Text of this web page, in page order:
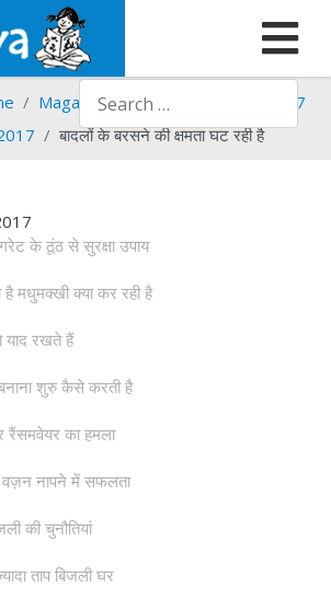
Search
Magazines Srote
Srote - 2017
बादलों के बरसने की क्षमता घट रही है
के ठूंठ से सुरक्षा उपाय
है मधुमक्खी क्या कर रही है
याद रखते हैं
बनाना शुरु कैसे करती है
रैंसमवेयर का हमला
वज़न नापने में सफलता
की चुनौतियां
ताप बिजली घर